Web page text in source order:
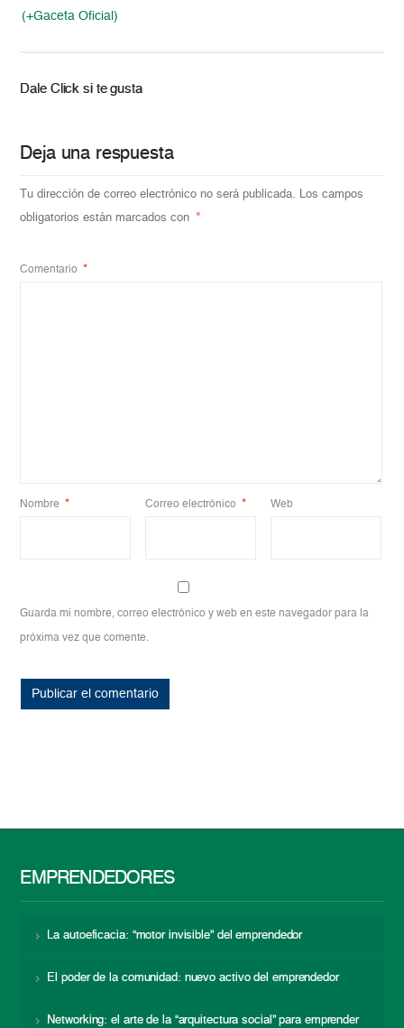
(+Gaceta Oficial)
Dale Click si te gusta
Deja una respuesta
Tu dirección de correo electrónico no será publicada. Los campos
obligatorios están marcados con
*
Comentario *
Nombre * Correo electrónico * Web
Guarda mi nombre, correo electrónico y web en este navegador para la
próxima vez que comente.
EMPRENDEDORES
La autoeficacia: “motor invisible” del emprendedor
El poder de la comunidad: nuevo activo del emprendedor
Networking: el arte de la “arquitectura social” para emprender